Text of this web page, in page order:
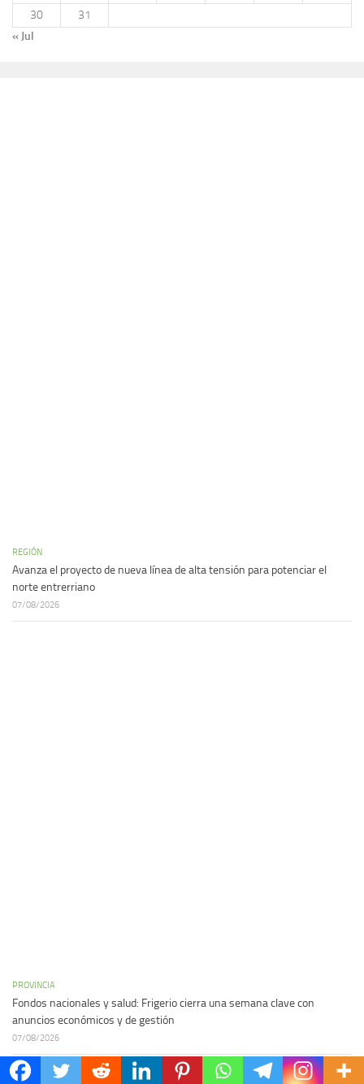
30
31
« Jul
REGIÓN
Avanza el proyecto de nueva línea de alta tensión para potenciar el
norte entrerriano
07/08/2026
PROVINCIA
Fondos nacionales y salud: Frigerio cierra una semana clave con
anuncios económicos y de gestión
07/08/2026